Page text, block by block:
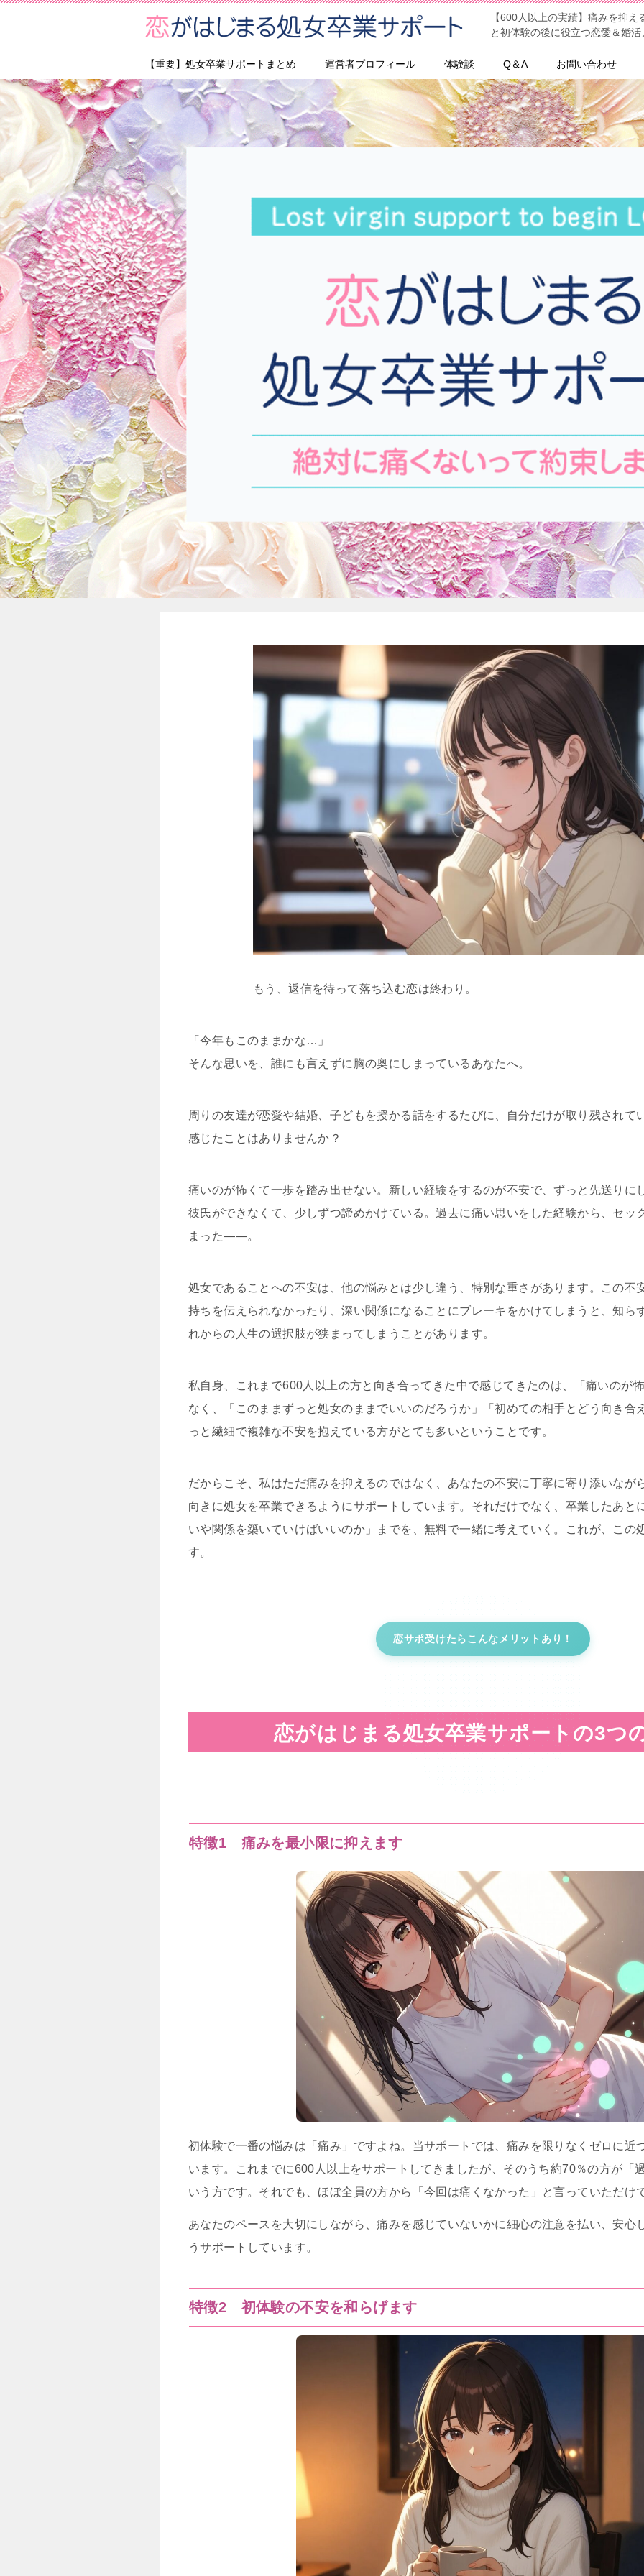
【600人以上の実績】痛みを抑
と初体験の後に役立つ恋愛＆婚
【重要】処女卒業サポートまとめ 運営者プロフィール 体験談 Q＆A お問い合わせ
もう、返信を待って落ち込む恋は終わり。
「今年もこのままかな…」
そんな思いを、誰にも言えずに胸の奥にしまっているあなたへ。
周りの友達が恋愛や結婚、子どもを授かる話をするたびに、自分だけが取り残されて
感じたことはありませんか？
痛いのが怖くて一歩を踏み出せない。新しい経験をするのが不安で、ずっと先送りに
彼氏ができなくて、少しずつ諦めかけている。過去に痛い思いをした経験から、セッ
まった——。
処女であることへの不安は、他の悩みとは少し違う、特別な重さがあります。この不
持ちを伝えられなかったり、深い関係になることにブレーキをかけてしまうと、知ら
れからの人生の選択肢が狭まってしまうことがあります。
私自身、これまで600人以上の方と向き合ってきた中で感じてきたのは、「痛いのが
なく、「このままずっと処女のままでいいのだろうか」「初めての相手とどう向き合
っと繊細で複雑な不安を抱えている方がとても多いということです。
だからこそ、私はただ痛みを抑えるのではなく、あなたの不安に丁寧に寄り添いなが
向きに処女を卒業できるようにサポートしています。それだけでなく、卒業したあと
いや関係を築いていけばいいのか」までを、無料で一緒に考えていく。これが、この
す。
恋サポ受けたらこんなメリットあり！
恋がはじまる処女卒業サポートの3つ
特徴1 痛みを最小限に抑えます
初体験で一番の悩みは「痛み」ですよね。当サポートでは、痛みを限りなくゼロに近
います。これまでに600人以上をサポートしてきましたが、そのうち約70％の方が「
いう方です。それでも、ほぼ全員の方から「今回は痛くなかった」と言っていただけ
あなたのペースを大切にしながら、痛みを感じていないかに細心の注意を払い、安心
うサポートしています。
特徴2 初体験の不安を和らげます